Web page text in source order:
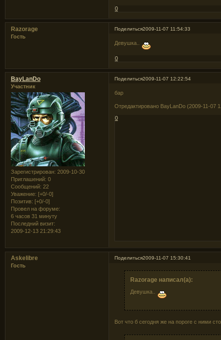
0
Поделиться2009-11-07 11:54:33
Razorage
Гость
Девушка..
0
Поделиться2009-11-07 12:22:54
BayLanDo
Участник
Зарегистрирован: 2009-10-30
Приглашений: 0
Сообщений: 22
Уважение: [+0/-0]
Позитив: [+0/-0]
Провел на форуме:
6 часов 31 минуту
Последний визит:
2009-12-13 21:29:43
бар
Отредактировано BayLanDo (2009-11-07
0
Поделиться2009-11-07 15:30:41
Askelibre
Гость
Razorage написал(а):
Девушка..
Вот что б сегодня же на пороге с ними